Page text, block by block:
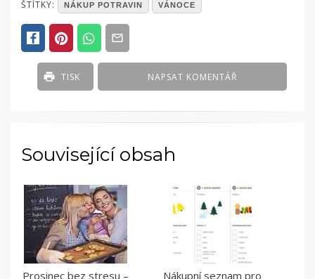
POSTED
ČLÁNKY
ŠTÍTKY: NÁKUP POTRAVIN VÁNOCE
NAPSAT KOMENTÁŘ
TISK
Související obsah
Prosinec bez stresu –
Nákupní seznam pro